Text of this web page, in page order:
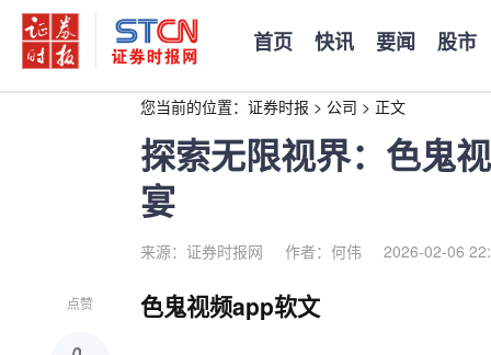
首页 快讯 要闻 股市
您当前的位置： 证券时报 > 公司 > 正文
探索无限视界：色鬼
宴
来源：证券时报网 作者：何伟 2026-02-06
点赞 色鬼视频app软文